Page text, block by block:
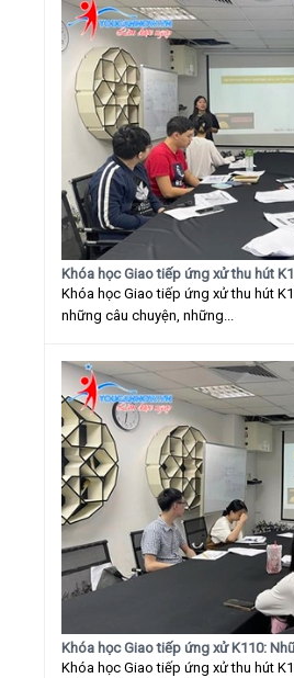
Khóa học Giao tiếp ứng xử thu hút
Khóa học Giao tiếp ứng xử thu hút
những câu chuyện, những...
Khóa học Giao tiếp ứng xử K110:
Khóa học Giao tiếp ứng xử thu hút